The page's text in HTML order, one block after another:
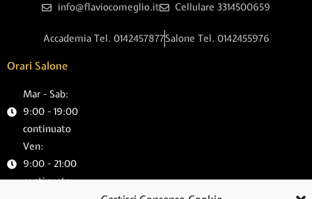
info@flaviocomeglio.it Cellulare 3314500659
Accademia Tel. 0142457877Salone Tel. 0142455976
Orari Salone
Mar - Sab:
9:00 - 19:00
continuato
Ven:
9:00 - 21:00
continuato